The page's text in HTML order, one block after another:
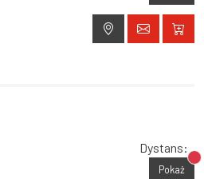
Dystans:
Pokaż